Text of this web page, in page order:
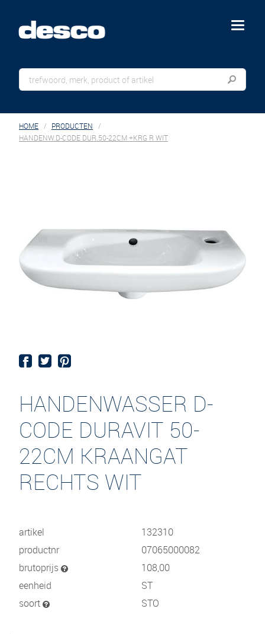
menu
HOME
PRODUCTEN
HANDENW.D-CODE DUR.50-22CM +KRG R WIT
HANDENWASSER D-
CODE DURAVIT 50-
22CM KRAANGAT
RECHTS WIT
artikel
132310
productnr
07065000082
brutoprijs
108,00
eenheid
ST
soort
STO